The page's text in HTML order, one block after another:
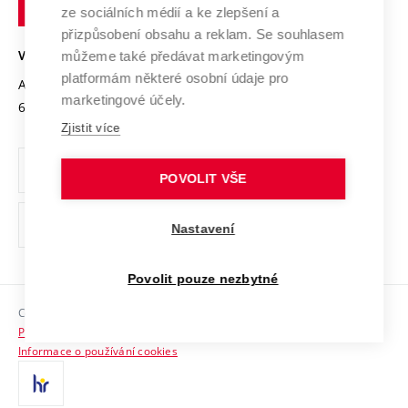
Open Science
Projekty
Projekty ze strukturálních fondů
Specifický výzkum
Mezinárodní dohody
Univerzitní sítě
Bezpečná univerzita
Vyznamenání
Organizační struktura
Ochrana osobních údajů
odkaz)
Sociální bezpečí
HR Award
Kontakty
VYSOKÉ UČENÍ TECHNICKÉ V BRNĚ
Antonínská 548/1
602 00 Brno
www.vut.cz
vut@vutbr.cz
Copyright © 2026 VUT
Prohlášení o přístupnosti
Informace o používání cookies
ze sociálních médií a ke zlepšení a
přizpůsobení obsahu a reklam. Se souhlasem
můžeme také předávat marketingovým
platformám některé osobní údaje pro
marketingové účely.
Zjistit více
POVOLIT VŠE
Nastavení
Povolit pouze nezbytné